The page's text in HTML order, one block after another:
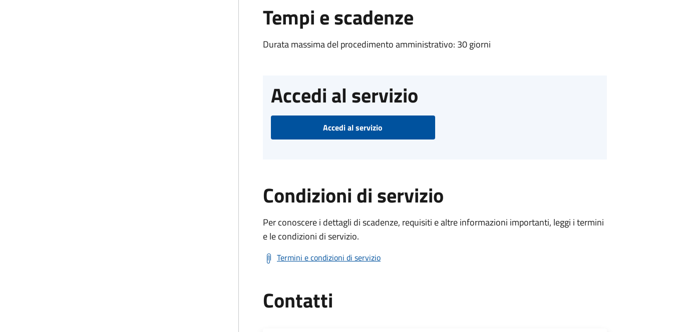
Tempi e scadenze
Durata massima del procedimento amministrativo: 30 giorni
Accedi al servizio
Accedi al servizio
Condizioni di servizio
Per conoscere i dettagli di scadenze, requisiti e altre informazioni importanti, leggi i termini
e le condizioni di servizio.
Termini e condizioni di servizio
Contatti